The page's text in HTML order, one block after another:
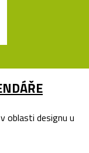
oblasti designu u